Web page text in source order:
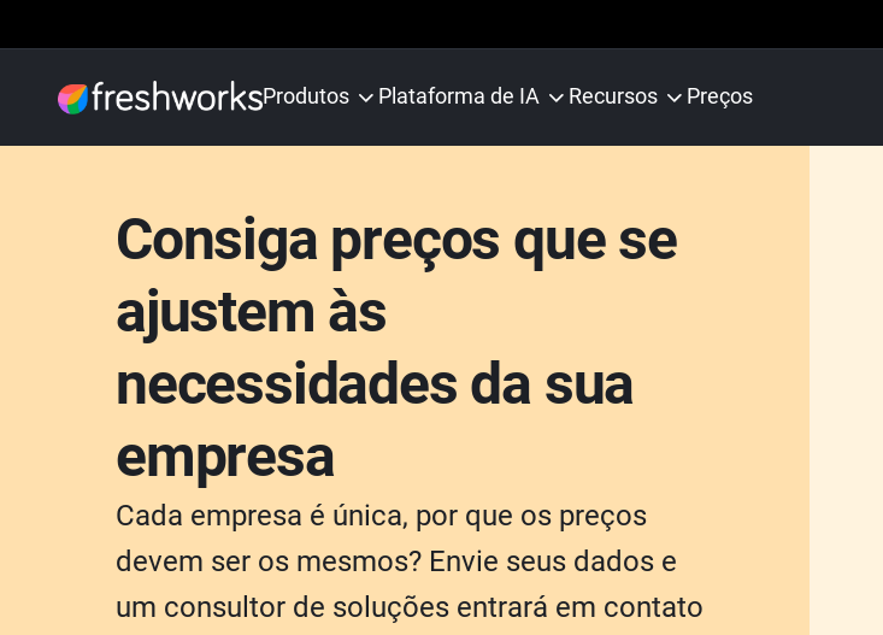
Produtos Plataforma de IA Recursos Preços
Consiga preços que se
ajustem às
necessidades da sua
empresa
Cada empresa é única, por que os preços
devem ser os mesmos? Envie seus dados e
um consultor de soluções entrará em contato